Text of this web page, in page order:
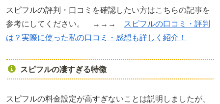
スピフルの評判・口コミを確認したい方はこちらの記事を
参考にしてください。 →→→
スピフルの口コミ・評判
は？実際に使った私の口コミ・感想も詳しく紹介！
スピフルの凄すぎる特徴
スピフルの料金設定が高すぎないことは説明しましたが、